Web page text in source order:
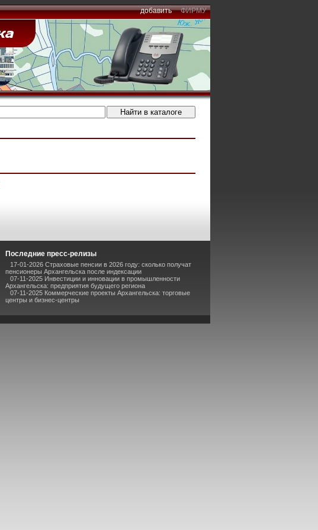
добавить ФИРМУ
Последние пресс-релизы
17-01-2026 Страховые пенсии в 2026 году: сколько получат
пенсионеры Архангельска после индексации
07-11-2025 Инвестиции и инновации в промышленности
Архангельска: предприятия будущего региона
07-11-2025 Коммерческие проекты Архангельска: торговые
центры и бизнес-центры